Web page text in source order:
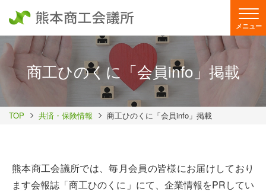
メニュー
商工ひのくに「会員info」掲載
TOP 共済・保険情報 商工ひのくに「会員info」掲載
熊本商工会議所では、毎月会員の皆様にお届けしており
ます会報誌「商工ひのくに」にて、企業情報をPRしてい